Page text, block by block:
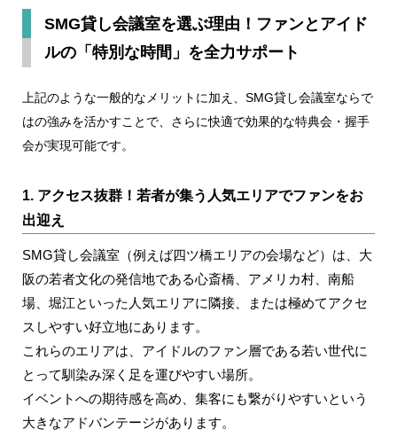
SMG貸し会議室を選ぶ理由！ファンとアイド
ルの「特別な時間」を全力サポート
上記のような一般的なメリットに加え、SMG貸し会議室ならで
はの強みを活かすことで、さらに快適で効果的な特典会・握手
会が実現可能です。
1. アクセス抜群！若者が集う人気エリアでファンをお
出迎え
SMG貸し会議室（例えば四ツ橋エリアの会場など）は、大
阪の若者文化の発信地である心斎橋、アメリカ村、南船
場、堀江といった人気エリアに隣接、または極めてアクセ
スしやすい好立地にあります。
これらのエリアは、アイドルのファン層である若い世代に
とって馴染み深く足を運びやすい場所。
イベントへの期待感を高め、集客にも繋がりやすいという
大きなアドバンテージがあります。